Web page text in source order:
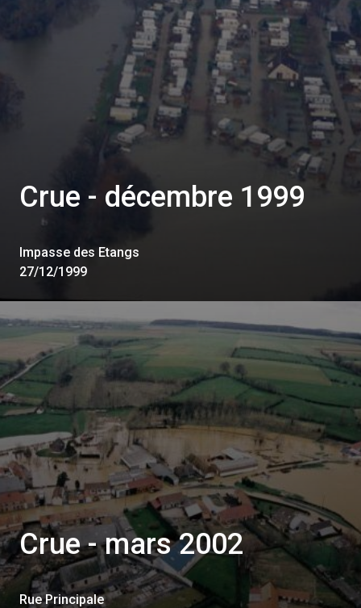
Crue - décembre 1999
Impasse des Etangs
27/12/1999
Crue - mars 2002
Rue Principale